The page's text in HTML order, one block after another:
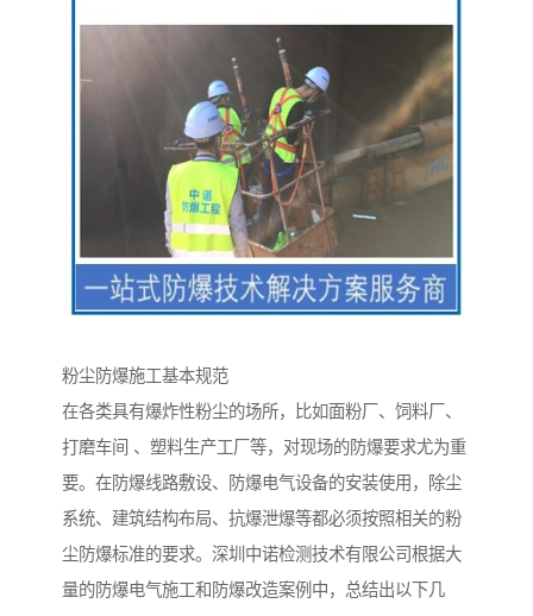
粉尘防爆施工基本规范
在各类具有爆炸性粉尘的场所，比如面粉厂、饲料厂、
打磨车间 、塑料生产工厂等，对现场的防爆要求尤为重
要。在防爆线路敷设、防爆电气设备的安装使用，除尘
系统、建筑结构布局、抗爆泄爆等都必须按照相关的粉
尘防爆标准的要求。深圳中诺检测技术有限公司根据大
量的防爆电气施工和防爆改造案例中，总结出以下几